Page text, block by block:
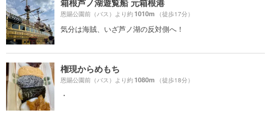
恩賜公園前（バス）より約1010m （徒歩17分）
気分は海賊、いざ芦ノ湖の反対側へ！
権現からめもち
恩賜公園前（バス）より約1080m （徒歩18分）
・